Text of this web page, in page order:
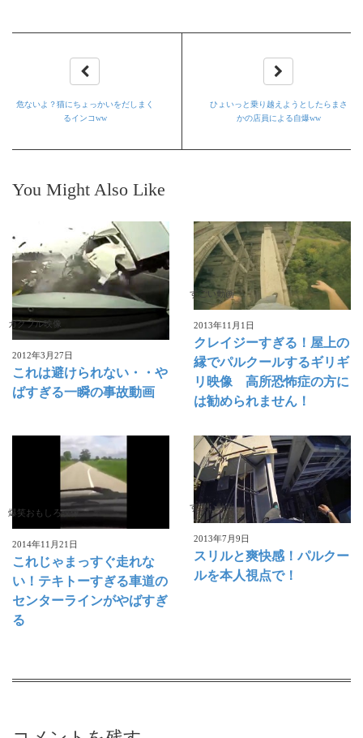
危ないよ？猫にちょっかいをだしまく
るインコww
ひょいっと乗り越えようとしたらまさ
かの店員による自爆ww
You Might Also Like
ガクブル映像
2012年3月27日
これは避けられない・・や
ばすぎる一瞬の事故動画
すごい動画
2013年11月1日
クレイジーすぎる！屋上の
縁でパルクールするギリギ
リ映像 高所恐怖症の方に
は勧められません！
爆笑おもしろ映像
2014年11月21日
これじゃまっすぐ走れな
い！テキトーすぎる車道の
センターラインがやばすぎ
る
すごい動画
2013年7月9日
スリルと爽快感！パルクー
ルを本人視点で！